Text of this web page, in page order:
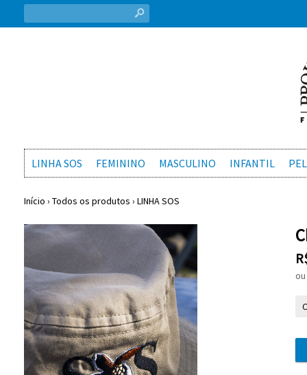
s
LINHA SOS FEMININO MASCULINO INFANTIL
Início › Todos os produtos › LINHA SOS
ou